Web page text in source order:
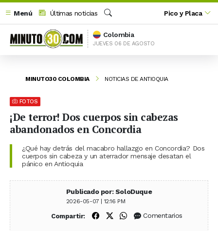
Menú
Últimas noticias
Buscar
Pico y Placa
Colombia
JUEVES 06 DE AGOSTO
MINUTO30 COLOMBIA NOTICIAS DE ANTIOQUIA
FOTOS
¡De terror! Dos cuerpos sin cabezas
abandonados en Concordia
¿Qué hay detrás del macabro hallazgo en Concordia? Dos
cuerpos sin cabeza y un aterrador mensaje desatan el
pánico en Antioquia
Publicado por: SoloDuque
2026-05-07 | 12:16 PM
Compartir: Compartir en Facebook
Compartir en X (Twitter)
Compartir en WhatsApp
Comentarios